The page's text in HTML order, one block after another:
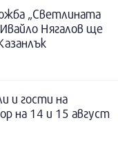
„Светлината
Нягалов ще
и гости на
на 14 и 15 август